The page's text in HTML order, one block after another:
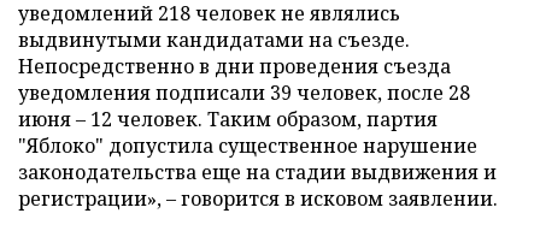
уведомлений 218 человек не являлись
выдвинутыми кандидатами на съезде.
Непосредственно в дни проведения съезда
уведомления подписали 39 человек, после 28
июня – 12 человек. Таким образом, партия
"Яблоко" допустила существенное нарушение
законодательства еще на стадии выдвижения и
регистрации», – говорится в исковом заявлении.